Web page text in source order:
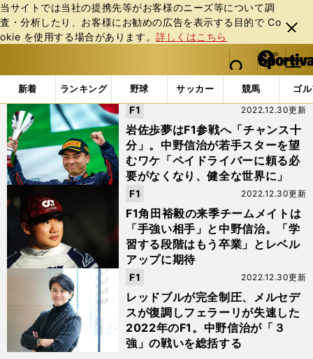
当サイトでは当社の提携先等がお客様のニーズ等について調
査・分析したり、お客様にお勧めの広告を表⽰する⽬的で Co
okie を使⽤する場合があります。詳しくはこちら
閉じ
る
web Sportiva (webスポルティーバ)
検索
マイペ
ー
ジ
メニュ
新着 ランキング 野球 サッカー 競馬 ゴ
b
ス
ポ
ル
テ
ィ
ー
バ
「#中野信治F12022総括と2023展望」の最新ニュース・
岩佐歩夢はF1参戦へ「チャンス十
分」。中野信治が若手スターを望
むワケ「ペイドライバーに頼る必
要がなくなり、健全な世界に」
2022.12.30更新
F1
F1角田裕毅の来季チームメイトは
「手強い相手」と中野信治。「学
習する段階はもう卒業」とレベル
アップに期待
2022.12.30更新
F1
レッドブルが完全制圧、メルセデ
スが復調しフェラーリが失速した
2022年のF1。中野信治が「３
強」の戦いを総括する
2022.12.30更新
F1